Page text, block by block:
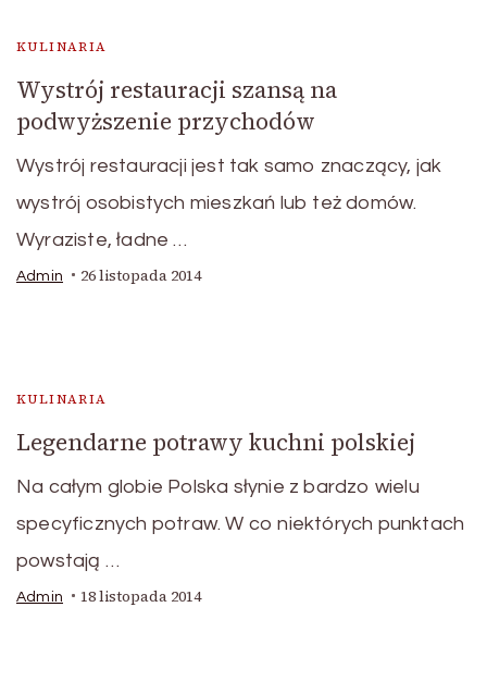
KULINARIA
Wystrój restauracji szansą na
podwyższenie przychodów
Wystrój restauracji jest tak samo znaczący, jak
wystrój osobistych mieszkań lub też domów.
Wyraziste, ładne …
Admin 26 listopada 2014
KULINARIA
Legendarne potrawy kuchni polskiej
Na całym globie Polska słynie z bardzo wielu
specyficznych potraw. W co niektórych punktach
powstają …
Admin 18 listopada 2014